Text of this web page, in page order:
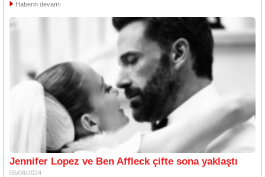
Haberin devamı
Jennifer Lopez ve Ben Affleck çifte sona yaklaştı
05/08/2024